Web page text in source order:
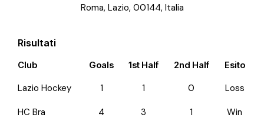
Roma, Lazio, 00144, Italia
Risultati
Club Goals 1st Half 2nd Half Esito
Lazio Hockey 1 1 0 Loss
HC Bra 4 3 1 Win